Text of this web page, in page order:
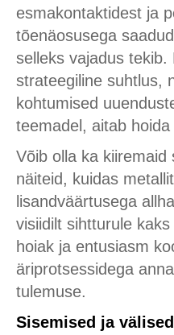
esmakontaktidest ja
tõenäosusega
selleks vajadus tekib.
strateegiline suhtlus,
kohtumised
teemadel, aitab
Võib olla ka kiiremaid
näiteid, kuidas
lisandväärtusega
visiidilt sihtturule
hoiak ja entusiasm
äriprotsessidega
tulemuse.
Sisemised ja